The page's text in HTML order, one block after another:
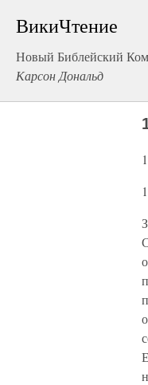
ВикиЧтение
Новый Библейский
Карсон Дональд